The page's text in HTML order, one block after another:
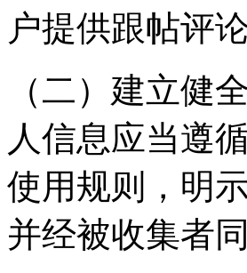
户提供跟帖评
（二）建立健
人信息应当遵
使用规则，明
并经被收集者同